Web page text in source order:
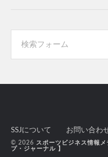
SSJについて お問い合わ
© 2026 スポーツビジネス情報
プ・ジャーナル 】